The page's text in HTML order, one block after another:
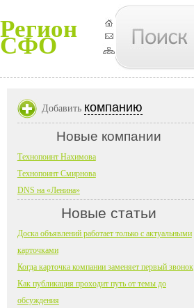
Регион
СФО
Добавить компанию
Новые компании
Технопоинт Нахимова
Технопоинт Смирнова
DNS на «Ленина»
Новые статьи
Доска объявлений работает только с актуальными
карточками
Когда карточка компании заменяет первый звонок
Как публикация проходит путь от темы до
обсуждения